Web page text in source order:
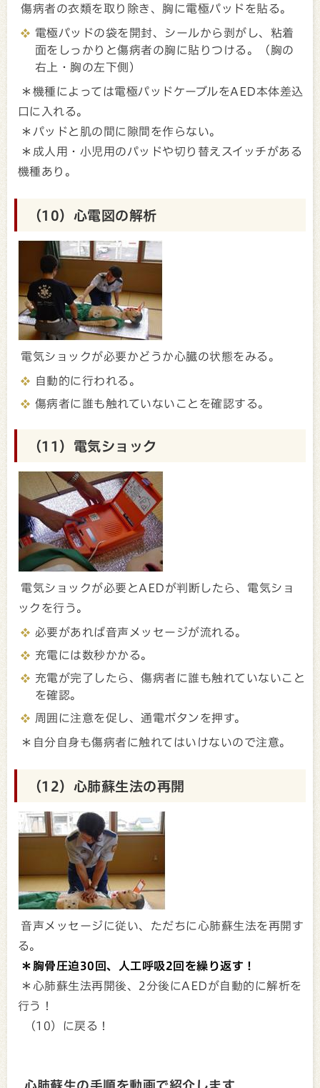
傷病者の衣類を取り除き、胸に電極パッドを貼る。
電極パッドの袋を開封、シールから剥がし、粘着
面をしっかりと傷病者の胸に貼りつける。（胸の
右上・胸の左下側）
＊機種によっては電極パッドケーブルをAED本体差込
口に入れる。
＊パッドと肌の間に隙間を作らない。
＊成人用・小児用のパッドや切り替えスイッチがある
機種あり。
（10）心電図の解析
電気ショックが必要かどうか心臓の状態をみる。
自動的に行われる。
傷病者に誰も触れていないことを確認する。
（11）電気ショック
電気ショックが必要とAEDが判断したら、電気ショ
ックを行う。
必要があれば音声メッセージが流れる。
充電には数秒かかる。
充電が完了したら、傷病者に誰も触れていないこと
を確認。
周囲に注意を促し、通電ボタンを押す。
＊自分自身も傷病者に触れてはいけないので注意。
（12）心肺蘇生法の再開
音声メッセージに従い、ただちに心肺蘇生法を再開す
る。
＊胸骨圧迫30回、人工呼吸2回を繰り返す！
＊心肺蘇生法再開後、2分後にAEDが自動的に解析を
行う！
（10）に戻る！